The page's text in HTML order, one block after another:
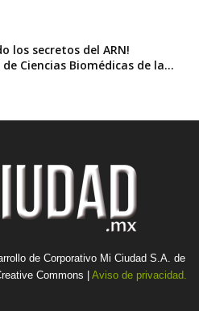
los secretos del ARN!
Ciencias Biomédicas de la...
de Corporativo Mi Ciudad S.A. de
Commons | Aviso de privacidad.